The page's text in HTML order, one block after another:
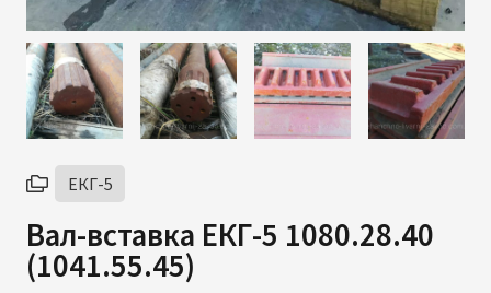
ЕКГ-5
Вал-вставка ЕКГ-5 1080.28.40
(1041.55.45)